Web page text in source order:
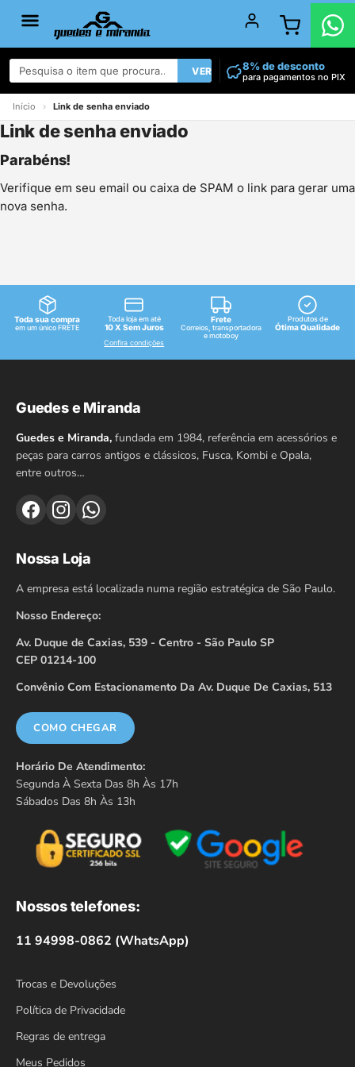
VER TODOS8% de desconto
para pagamentos no PIX
Início › Link de senha enviado
Link de senha enviado
Parabéns!
Verifique em seu email ou caixa de SPAM o link para gerar uma
nova senha.
Toda sua compra
em um único FRETE
Toda loja em até
10 X Sem Juros
Confira condições
Frete
Correios, transportadora
e motoboy
Produtos de
Ótima Qualidade
Guedes e Miranda
Guedes e Miranda, fundada em 1984, referência em acessórios e
peças para carros antigos e clássicos, Fusca, Kombi e Opala,
entre outros…
Nossa Loja
A empresa está localizada numa região estratégica de São Paulo.
Nosso Endereço:
Av. Duque de Caxias, 539 - Centro - São Paulo SP
CEP 01214-100
Convênio Com Estacionamento Da Av. Duque De Caxias, 513
COMO CHEGAR
Horário De Atendimento:
Segunda À Sexta Das 8h Às 17h
Sábados Das 8h Às 13h
Nossos telefones:
11 94998-0862 (WhatsApp)
Trocas e Devoluções
Política de Privacidade
Regras de entrega
Meus Pedidos